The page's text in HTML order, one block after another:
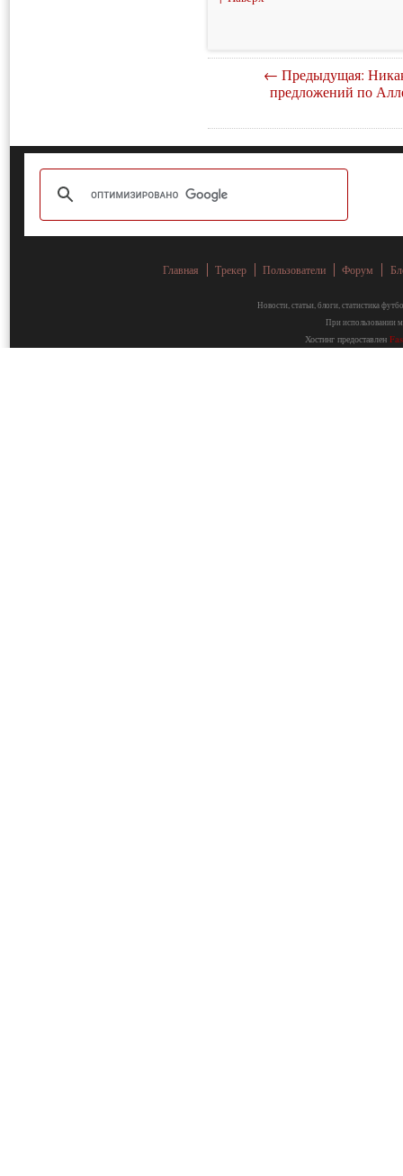
← Предыдущая:
предложений по
Главная Трекер Пользователи Форум
Новости, статьи, блоги, статистика
При использовании
Хостинг предоставлен